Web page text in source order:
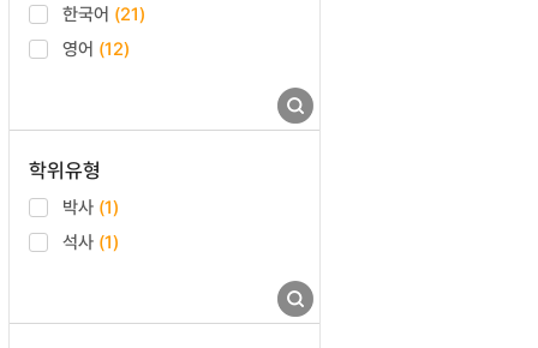
한국어 (21)
영어 (12)
학위유형
박사 (1)
석사 (1)